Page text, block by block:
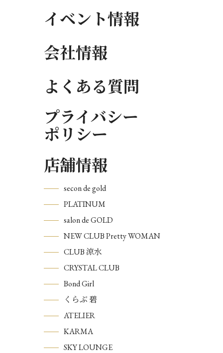
イベント情報
会社情報
よくある質問
プライバシー
ポリシー
店舗情報
secon de gold
PLATINUM
salon de GOLD
NEW CLUB Pretty WOMAN
CLUB 涼水
CRYSTAL CLUB
Bond Girl
くらぶ 碧
ATELIER
KARMA
SKY LOUNGE